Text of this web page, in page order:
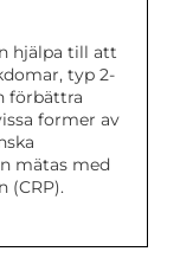
hjälpa till att
typ 2-
förbättra
former av
mätas med
(CRP).